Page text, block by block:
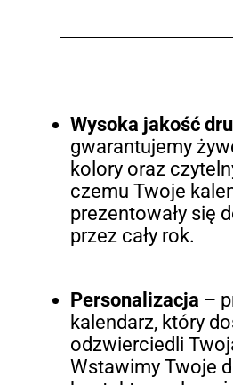
Wysoka jakość
gwarantujemy
kolory oraz
czemu Twoje
prezentowały się
przez cały rok.
Personalizacja –
kalendarz, który
odzwierciedli
Wstawimy Twoje